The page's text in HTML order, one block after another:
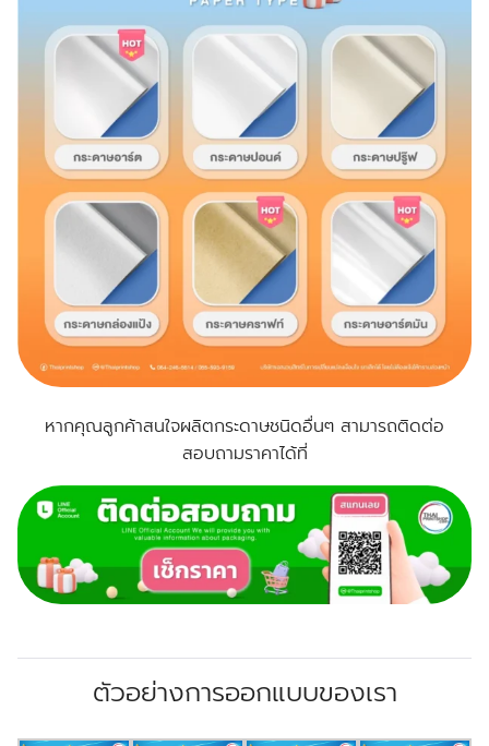
หากคุณลูกค้าสนใจผลิตกระดาษชนิดอื่นๆ สามารถติดต่อ
สอบถามราคาได้ที่
ตัวอย่างการออกแบบของเรา